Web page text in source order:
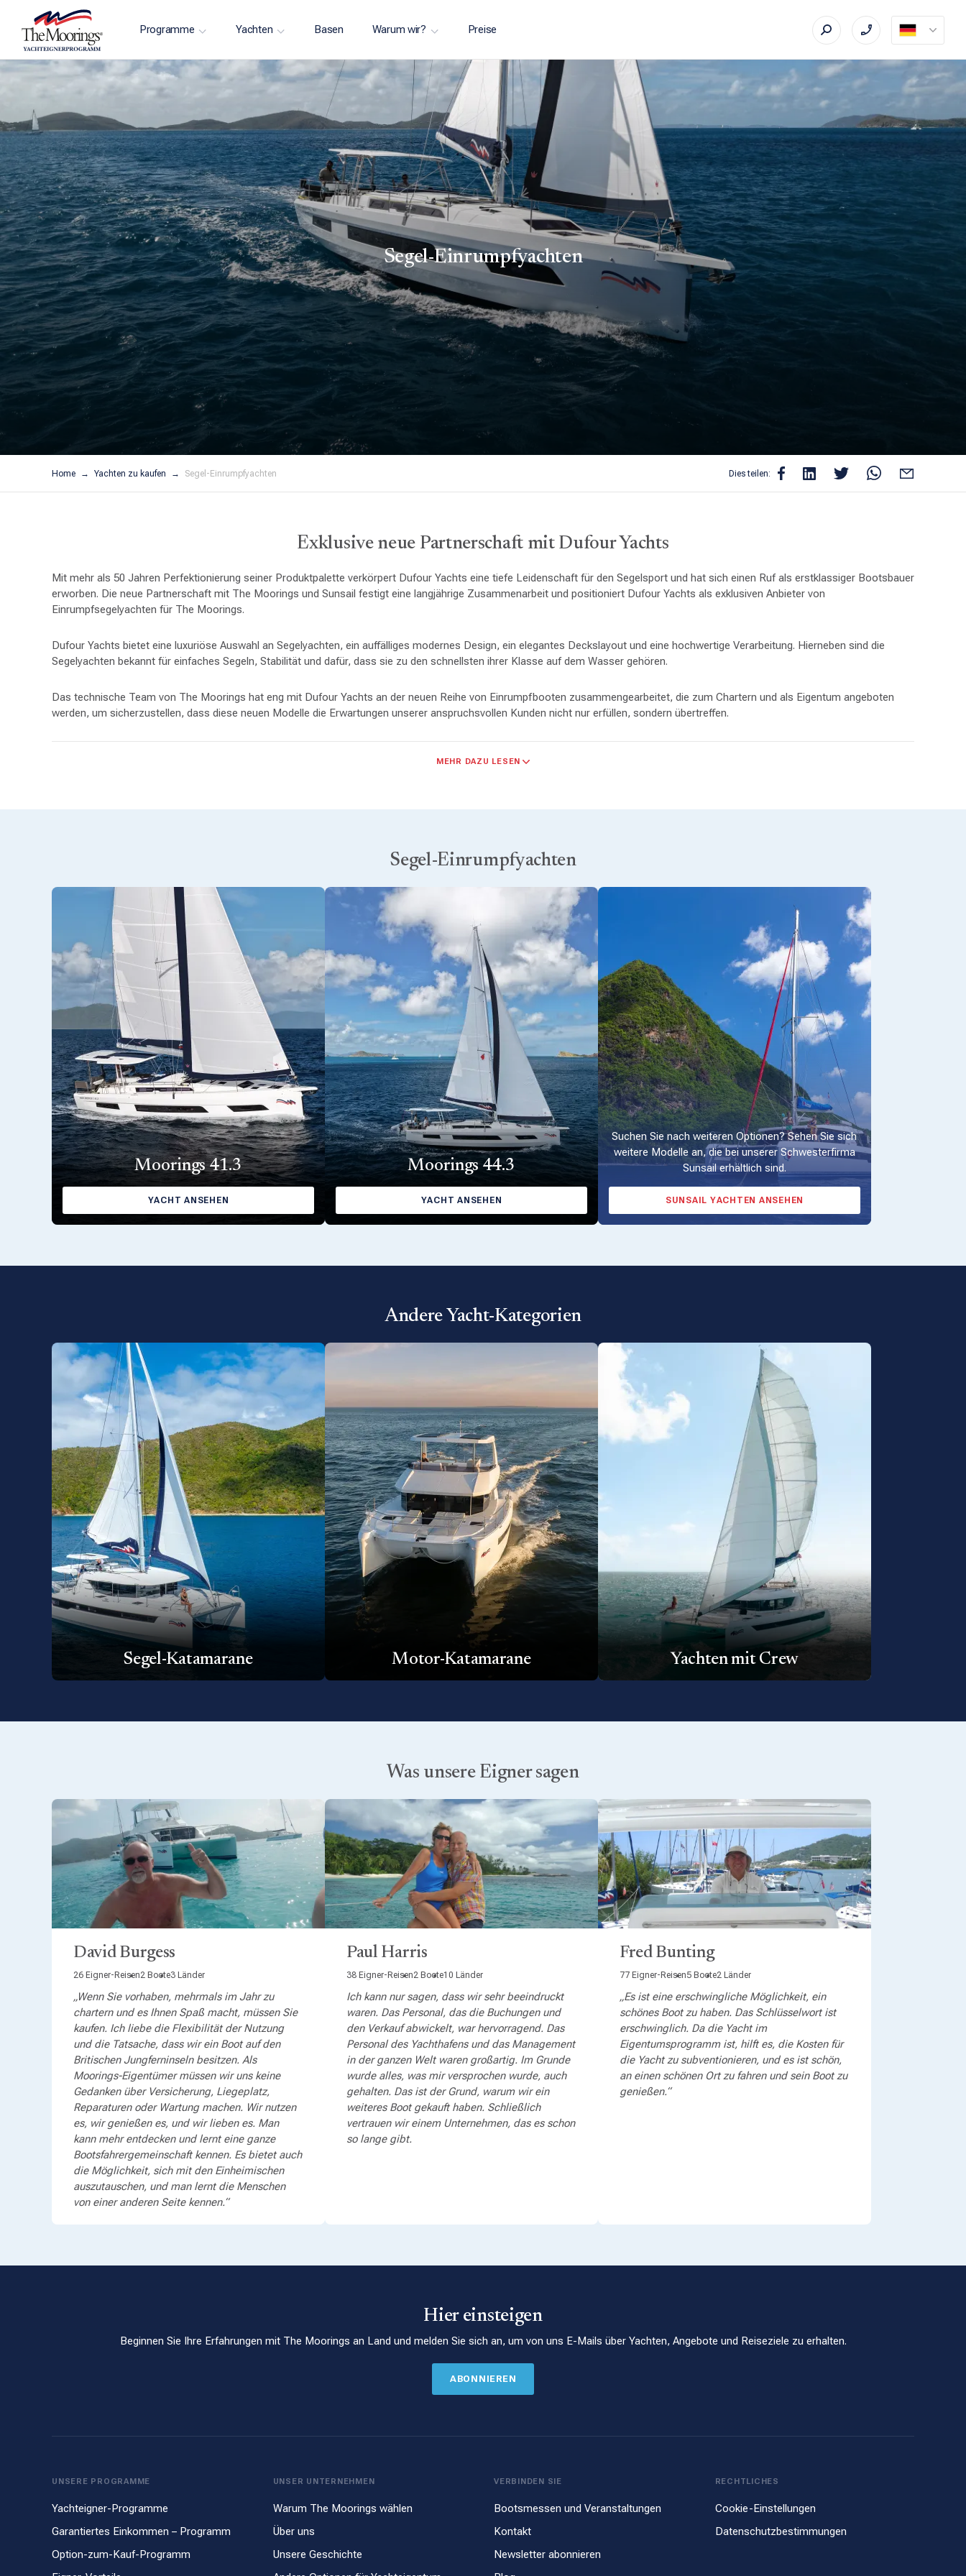
Programme Yachten Basen Warum wir? Preise
Segel-Einrumpfyachten
Home Yachten zu kaufen Segel-Einrumpfyachten Dies teilen:
Exklusive neue Partnerschaft mit Dufour Yachts
Mit mehr als 50 Jahren Perfektionierung seiner Produktpalette verkörpert Dufour Yachts eine tiefe Leidenschaft für den Segelsport und hat sich einen Ruf als erstklassiger Bootsbauer
erworben. Die neue Partnerschaft mit The Moorings und Sunsail festigt eine langjährige Zusammenarbeit und positioniert Dufour Yachts als exklusiven Anbieter von
Einrumpfsegelyachten für The Moorings.
Dufour Yachts bietet eine luxuriöse Auswahl an Segelyachten, ein auffälliges modernes Design, ein elegantes Deckslayout und eine hochwertige Verarbeitung. Hierneben sind die
Segelyachten bekannt für einfaches Segeln, Stabilität und dafür, dass sie zu den schnellsten ihrer Klasse auf dem Wasser gehören.
Das technische Team von The Moorings hat eng mit Dufour Yachts an der neuen Reihe von Einrumpfbooten zusammengearbeitet, die zum Chartern und als Eigentum angeboten
werden, um sicherzustellen, dass diese neuen Modelle die Erwartungen unserer anspruchsvollen Kunden nicht nur erfüllen, sondern übertreffen.
Der Salon bietet umbaubare Sitze für zusätzliche Schlafplätze.
Hochwertige Konstruktion:
Die besten Materialien und Konstruktionstechniken.
Modernes Interieur:Moderne und leichte Innenausstattungen.
MEHR DAZU LESEN
Segel-Einrumpfyachten
Moorings 41.3
YACHT ANSEHEN
Moorings 44.3
YACHT ANSEHEN
Suchen Sie nach weiteren Optionen? Sehen Sie sich
weitere Modelle an, die bei unserer Schwesterfirma
Sunsail erhältlich sind.
SUNSAIL YACHTEN ANSEHEN
Andere Yacht-Kategorien
Segel-Katamarane Motor-Katamarane Yachten mit Crew
Was unsere Eigner sagen
David Burgess
26 Eigner-Reisen2 Boote3 Länder
„Wenn Sie vorhaben, mehrmals im Jahr zu
chartern und es Ihnen Spaß macht, müssen Sie
kaufen. Ich liebe die Flexibilität der Nutzung
und die Tatsache, dass wir ein Boot auf den
Britischen Jungferninseln besitzen. Als
Moorings-Eigentümer müssen wir uns keine
Gedanken über Versicherung, Liegeplatz,
Reparaturen oder Wartung machen. Wir nutzen
es, wir genießen es, und wir lieben es. Man
kann mehr entdecken und lernt eine ganze
Bootsfahrergemeinschaft kennen. Es bietet auch
die Möglichkeit, sich mit den Einheimischen
auszutauschen, und man lernt die Menschen
von einer anderen Seite kennen.“
Paul Harris
38 Eigner-Reisen2 Boote10 Länder
Ich kann nur sagen, dass wir sehr beeindruckt
waren. Das Personal, das die Buchungen und
den Verkauf abwickelt, war hervorragend. Das
Personal des Yachthafens und das Management
in der ganzen Welt waren großartig. Im Grunde
wurde alles, was mir versprochen wurde, auch
gehalten. Das ist der Grund, warum wir ein
weiteres Boot gekauft haben. Schließlich
vertrauen wir einem Unternehmen, das es schon
so lange gibt.
Fred Bunting
77 Eigner-Reisen5 Boote2 Länder
„Es ist eine erschwingliche Möglichkeit, ein
schönes Boot zu haben. Das Schlüsselwort ist
erschwinglich. Da die Yacht im
Eigentumsprogramm ist, hilft es, die Kosten für
die Yacht zu subventionieren, und es ist schön,
an einen schönen Ort zu fahren und sein Boot zu
genießen.“
Hier einsteigen
Beginnen Sie Ihre Erfahrungen mit The Moorings an Land und melden Sie sich an, um von uns E-Mails über Yachten, Angebote und Reiseziele zu erhalten.
ABONNIEREN
UNSERE PROGRAMME
Yachteigner-Programme
Garantiertes Einkommen – Programm
Option-zum-Kauf-Programm
UNSER UNTERNEHMEN
Warum The Moorings wählen
Über uns
Unsere Geschichte
VERBINDEN SIE
Bootsmessen und Veranstaltungen
Kontakt
Newsletter abonnieren
RECHTLICHES
Cookie-Einstellungen
Datenschutzbestimmungen